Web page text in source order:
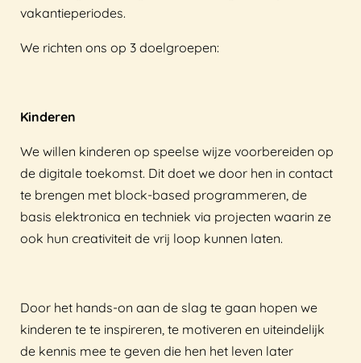
vakantieperiodes.
We richten ons op 3 doelgroepen:
Kinderen
We willen kinderen op speelse wijze voorbereiden op
de digitale toekomst. Dit doet we door hen in contact
te brengen met block-based programmeren, de
basis elektronica en techniek via projecten waarin ze
ook hun creativiteit de vrij loop kunnen laten.
Door het hands-on aan de slag te gaan hopen we
kinderen te te inspireren, te motiveren en uiteindelijk
de kennis mee te geven die hen het leven later